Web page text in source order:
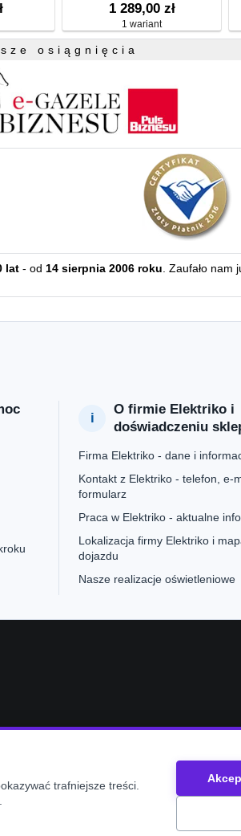
1 289,00 zł
1 wariant
osiągnięcia
lat - od 14 sierpnia 2006 roku. Zaufało nam
O firmie Elektriko i
doświadczeniu
Firma Elektriko - dane i
Kontakt z Elektriko - telefon, e-
formularz
Praca w Elektriko - aktualne
Lokalizacja firmy Elektriko i
dojazdu
Nasze realizacje oświetleniowe
trafniejsze treści.